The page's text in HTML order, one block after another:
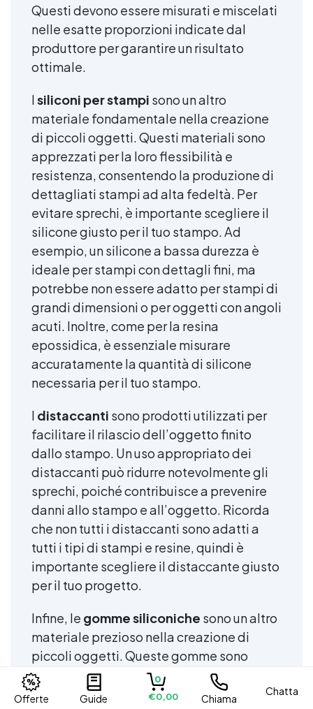
Questi devono essere misurati e miscelati
nelle esatte proporzioni indicate dal
produttore per garantire un risultato
ottimale.
Isiliconi per stampi sono un altro
materiale fondamentale nella creazione
di piccoli oggetti. Questi materiali sono
apprezzati per la loro flessibilità e
resistenza, consentendo la produzione di
dettagliati stampi ad alta fedeltà. Per
evitare sprechi, è importante scegliere il
silicone giusto per il tuo stampo. Ad
esempio, un silicone a bassa durezza è
ideale per stampi con dettagli fini, ma
potrebbe non essere adatto per stampi di
grandi dimensioni o per oggetti con angoli
acuti. Inoltre, come per la resina
epossidica, è essenziale misurare
accuratamente la quantità di silicone
necessaria per il tuo stampo.
I distaccanti sono prodotti utilizzati per
facilitare il rilascio dell’oggetto finito
dallo stampo. Un uso appropriato dei
distaccanti può ridurre notevolmente gli
sprechi, poiché contribuisce a prevenire
danni allo stampo e all’oggetto. Ricorda
che non tutti i distaccanti sono adatti a
tutti i tipi di stampi e resine, quindi è
importante scegliere il distaccante giusto
per il tuo progetto.
Infine, le gomme siliconiche sono un altro
materiale prezioso nella creazione di
piccoli oggetti. Queste gomme sono
utilizzate per creare stampi flessibili e
resistenti. Per evitare sprechi, è
Offerte Guide
0
€0,00
Chiama
Chatta